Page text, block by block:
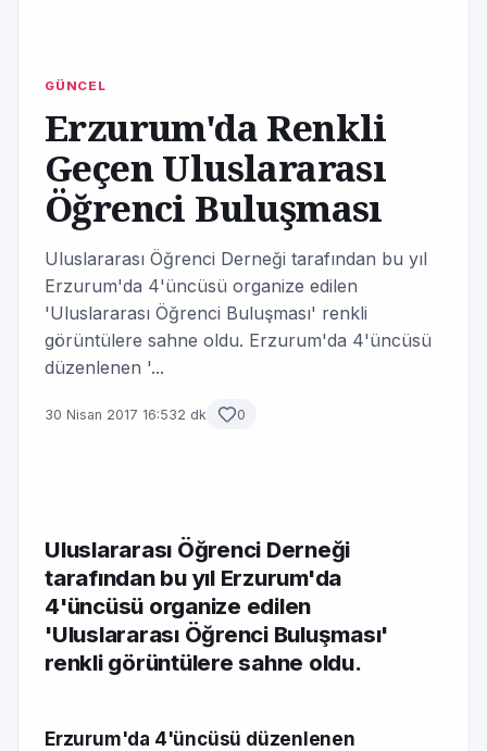
GÜNCEL
Erzurum'da Renkli
Geçen Uluslararası
Öğrenci Buluşması
Uluslararası Öğrenci Derneği tarafından bu yıl
Erzurum'da 4'üncüsü organize edilen
'Uluslararası Öğrenci Buluşması' renkli
görüntülere sahne oldu. Erzurum'da 4'üncüsü
düzenlenen '...
30 Nisan 2017 16:532 dk 0
Uluslararası Öğrenci Derneği
tarafından bu yıl Erzurum'da
4'üncüsü organize edilen
'Uluslararası Öğrenci Buluşması'
renkli görüntülere sahne oldu.
Erzurum'da 4'üncüsü düzenlenen